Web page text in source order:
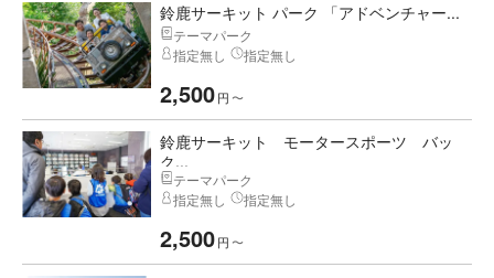
鈴鹿サーキット パーク 「アドベンチャー...
テーマパーク
指定無し
指定無し
2,500円 〜
鈴鹿サーキット モータースポーツ バッ
ク...
テーマパーク
指定無し
指定無し
2,500円 〜